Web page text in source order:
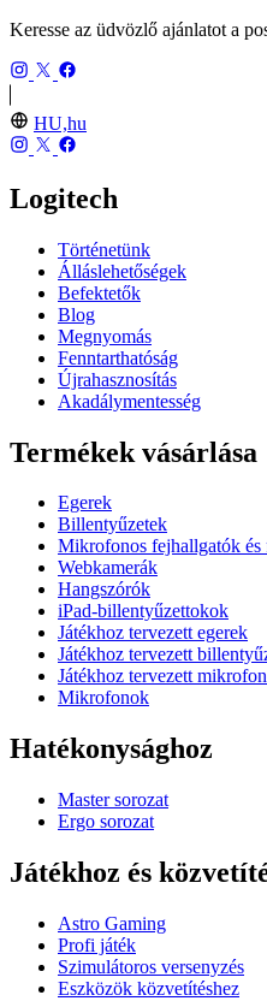
Keresse az üdvözlő ajánlatot a
HU,hu
Logitech
Történetünk
Álláslehetőségek
Befektetők
Blog
Megnyomás
Fenntarthatóság
Újrahasznosítás
Akadálymentesség
Termékek vásárlása
Egerek
Billentyűzetek
Mikrofonos fejhallgatók
Webkamerák
Hangszórók
iPad-billentyűzettokok
Játékhoz tervezett egerek
Játékhoz tervezett
Játékhoz tervezett
Mikrofonok
Hatékonysághoz
Master sorozat
Ergo sorozat
Játékhoz és
Astro Gaming
Profi játék
Szimulátoros versenyzés
Eszközök közvetítéshez